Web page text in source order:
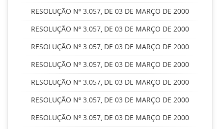
RESOLUÇÃO Nº 3.057, DE 03 DE MARÇO DE 2000
RESOLUÇÃO Nº 3.057, DE 03 DE MARÇO DE 2000
RESOLUÇÃO Nº 3.057, DE 03 DE MARÇO DE 2000
RESOLUÇÃO Nº 3.057, DE 03 DE MARÇO DE 2000
RESOLUÇÃO Nº 3.057, DE 03 DE MARÇO DE 2000
RESOLUÇÃO Nº 3.057, DE 03 DE MARÇO DE 2000
RESOLUÇÃO Nº 3.057, DE 03 DE MARÇO DE 2000